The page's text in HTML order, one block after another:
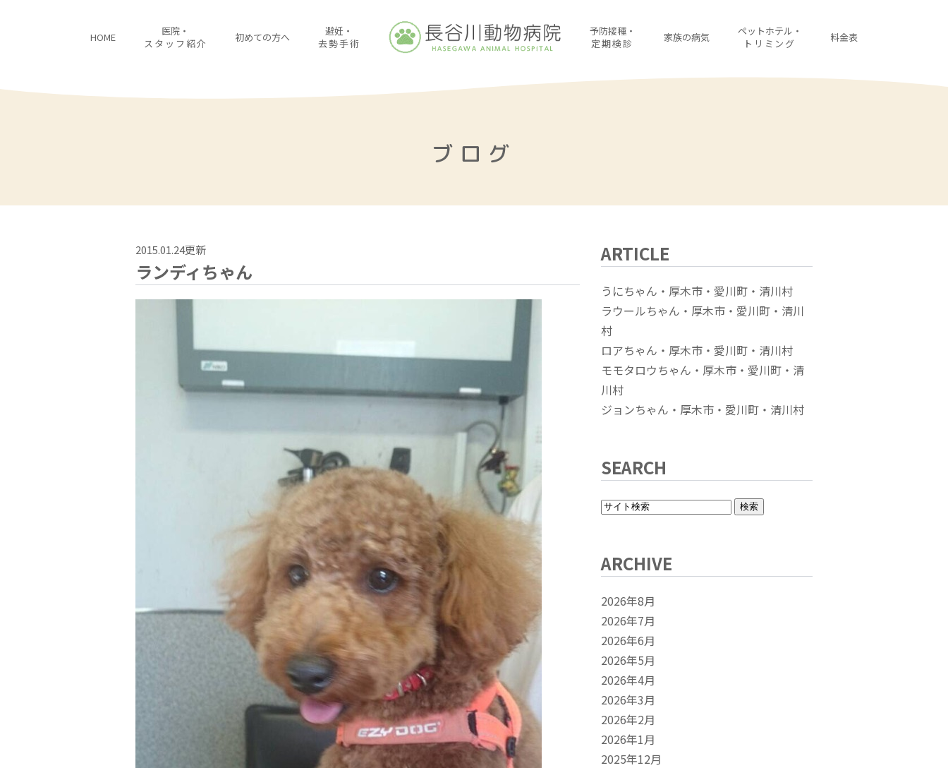
HOME
医院・
スタッフ紹介
初めての方へ
避妊・
去勢手術
予防接種・
定期検診
家族の病気
ペットホテル・
トリミング
料金表
ブログ
2015.01.24更新
ランディちゃん
ARTICLE
うにちゃん・厚木市・愛川町・清川村
ラウールちゃん・厚木市・愛川町・清川
村
ロアちゃん・厚木市・愛川町・清川村
モモタロウちゃん・厚木市・愛川町・清
川村
ジョンちゃん・厚木市・愛川町・清川村
SEARCH
ARCHIVE
2026年8月
2026年7月
2026年6月
2026年5月
2026年4月
2026年3月
2026年2月
2026年1月
2025年12月